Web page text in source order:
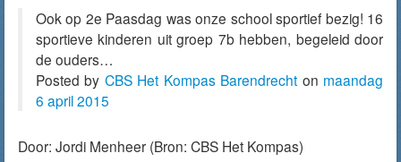
Ook op 2e Paasdag was onze school sportief bezig! 16
sportieve kinderen uit groep 7b hebben, begeleid door
de ouders…
Posted by CBS Het Kompas Barendrecht on maandag
6 april 2015
Door: Jordi Menheer (Bron: CBS Het Kompas)